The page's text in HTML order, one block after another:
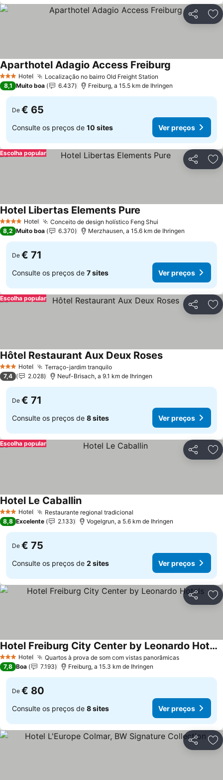
Partilhar
3 EstrelasHotel Localização no bairro Old Freight Station
Aparthotel Adagio Access Freiburg
8,1 Muito boa 6.437 Freiburg, a 15.5 km de Ihringen
De € 65
Consulte os preços de 10 sites Ver preços
Partilhar
Escolha popular
4 EstrelasHotel Conceito de design holístico Feng Shui
Hotel Libertas Elements Pure
8,2 Muito boa 6.370 Merzhausen, a 15.6 km de Ihringen
De € 71
Consulte os preços de 7 sites Ver preços
Partilhar
Escolha popular
3 EstrelasHotel Terraço-jardim tranquiloVer preços
Hôtel Restaurant Aux Deux RosesVer preços
7,4 2.028 Neuf-Brisach, a 9.1 km de Ihringen
De € 71
Consulte os preços de 8 sites Ver preços
Partilhar
Escolha popular
3 EstrelasHotel Restaurante regional tradicional
Hotel Le CaballinVer preços
8,8 Excelente 2.133 Vogelgrun, a 5.6 km de Ihringen
De € 75
Consulte os preços de 2 sites Ver preços
Partilhar
3 EstrelasHotel Quartos à prova de som com vistas panorâmicasVer preços
Hotel Freiburg City Center by Leonardo Hotels
Ver preços
7,8 Boa 7.193 Freiburg, a 15.3 km de Ihringen
De € 80
Consulte os preços de 8 sites Ver preços
Partilhar